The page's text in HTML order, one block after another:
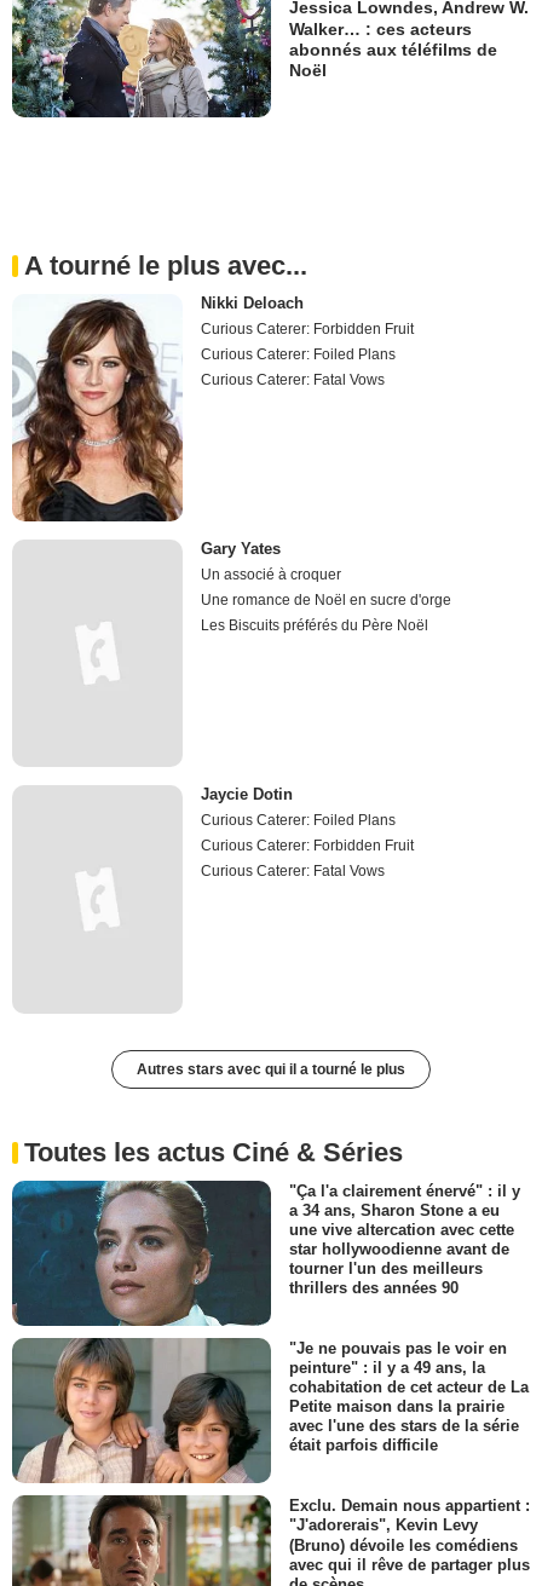
Jessica Lowndes, Andrew W.
Walker… : ces acteurs
abonnés aux téléfilms de
Noël
A tourné le plus avec...
Nikki Deloach
Curious Caterer: Forbidden Fruit
Curious Caterer: Foiled Plans
Curious Caterer: Fatal Vows
Gary Yates
Un associé à croquer
Une romance de Noël en sucre d'orge
Les Biscuits préférés du Père Noël
Jaycie Dotin
Curious Caterer: Foiled Plans
Curious Caterer: Forbidden Fruit
Curious Caterer: Fatal Vows
Autres stars avec qui il a tourné le plus
Toutes les actus Ciné & Séries
"Ça l'a clairement énervé" : il y
a 34 ans, Sharon Stone a eu
une vive altercation avec cette
star hollywoodienne avant de
tourner l'un des meilleurs
thrillers des années 90
"Je ne pouvais pas le voir en
peinture" : il y a 49 ans, la
cohabitation de cet acteur de La
Petite maison dans la prairie
avec l'une des stars de la série
était parfois difficile
Exclu. Demain nous appartient :
"J'adorerais", Kevin Levy
(Bruno) dévoile les comédiens
avec qui il rêve de partager plus